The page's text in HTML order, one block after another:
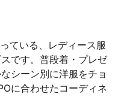
ている、レディース服
です。普段着・プレゼ
シーン別に洋服をチョ
に合わせたコーディネ